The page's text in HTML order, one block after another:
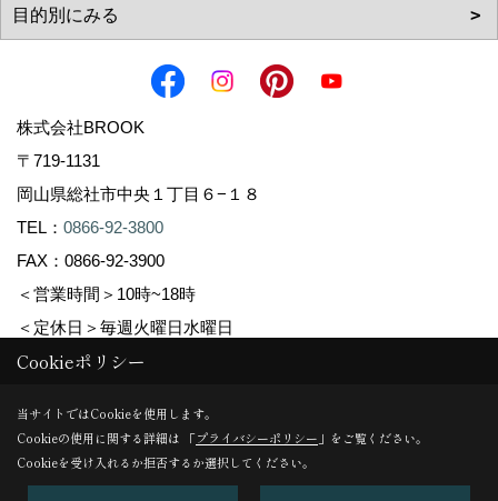
株式会社BROOK
〒719-1131
岡山県総社市中央１丁目６−１８
TEL： 0866-92-3800
FAX：0866-92-3900
＜営業時間＞10時~18時
＜定休日＞毎週火曜日水曜日
Copyright (c) 株式会社BROOK. All Rights Reserved.
Produced byゴデスクリエイト
Cookieポリシー
当サイトではCookieを使用します。
Cookieの使用に関する詳細は 「プライバシーポリシー 」をご覧ください。
Cookieを受け入れるか拒否するか選択してください。